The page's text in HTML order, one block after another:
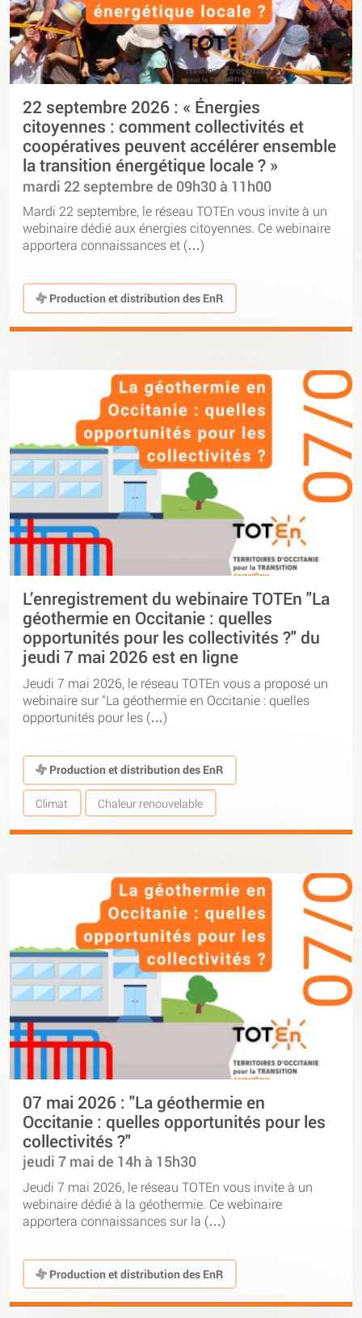
22 septembre 2026 : « Énergies
citoyennes : comment collectivités et
coopératives peuvent accélérer ensemble
la transition énergétique locale ? »
mardi 22 septembre de 09h30 à 11h00
Mardi 22 septembre, le réseau TOTEn vous invite à un
webinaire dédié aux énergies citoyennes. Ce webinaire
apportera connaissances et (…)
Production et distribution des EnR
L’enregistrement du webinaire TOTEn "La
géothermie en Occitanie : quelles
opportunités pour les collectivités ?" du
jeudi 7 mai 2026 est en ligne
Jeudi 7 mai 2026, le réseau TOTEn vous a proposé un
webinaire sur "La géothermie en Occitanie : quelles
opportunités pour les (…)
Production et distribution des EnR
Climat Chaleur renouvelable
07 mai 2026 : "La géothermie en
Occitanie : quelles opportunités pour les
collectivités ?"
jeudi 7 mai de 14h à 15h30
Jeudi 7 mai 2026, le réseau TOTEn vous invite à un
webinaire dédié à la géothermie. Ce webinaire
apportera connaissances sur la (…)
Production et distribution des EnR